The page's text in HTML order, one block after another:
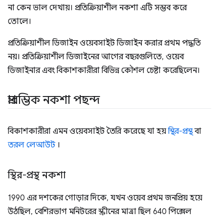
না কেন ভাল দেখায়। প্রতিক্রিয়াশীল নকশা এটি সম্ভব করে
তোলে।
প্রতিক্রিয়াশীল ডিজাইন ওয়েবসাইট ডিজাইন করার প্রথম পদ্ধতি
নয়। প্রতিক্রিয়াশীল ডিজাইনের আগের বছরগুলিতে, ওয়েব
ডিজাইনার এবং বিকাশকারীরা বিভিন্ন কৌশল চেষ্টা করেছিলেন।
প্রারম্ভিক নকশা পছন্দ
বিকাশকারীরা এমন ওয়েবসাইট তৈরি করেছে যা হয়স্থির-প্রস্থবা
তরল লেআউট।
স্থির-প্রস্থ নকশা
1990 এর দশকের গোড়ার দিকে, যখন ওয়েব প্রথম জনপ্রিয় হয়ে
উঠছিল, বেশিরভাগ মনিটরের স্ক্রীনের মাত্রা ছিল 640 পিক্সেল